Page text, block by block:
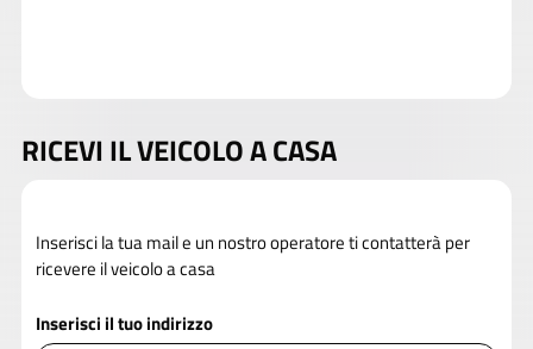
RICEVI IL VEICOLO A CASA
Inserisci la tua mail e un nostro operatore ti contatterà per
ricevere il veicolo a casa
Inserisci il tuo indirizzo